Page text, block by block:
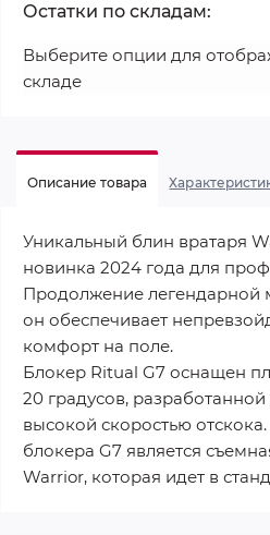
Остатки по складам:
Выберите опции для
складе
Описание товара
Уникальный блин вратаря
новинка 2024 года для
Продолжение легендарной
он обеспечивает
комфорт на поле.
Блокер Ritual G7 оснащен
20 градусов,
высокой скоростью
блокера G7 является
Warrior, которая идет в